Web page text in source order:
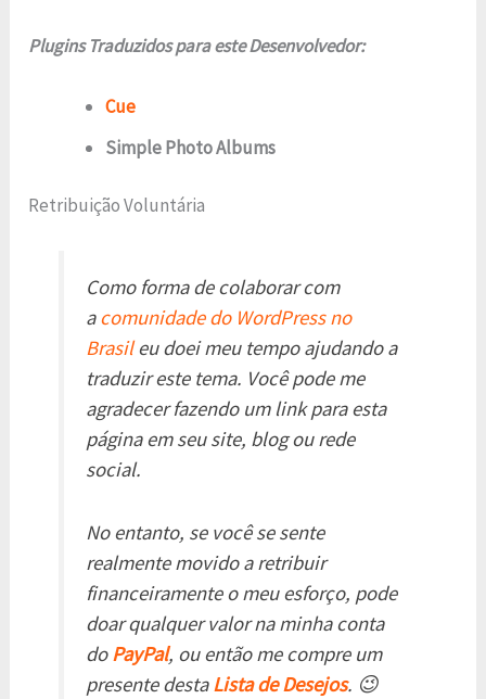
Plugins Traduzidos para este Desenvolvedor:
Cue
Simple Photo Albums
Retribuição Voluntária
Como forma de colaborar com
acomunidade do WordPress no
Brasileu doei meu tempo ajudando a
traduzir este tema. Você pode me
agradecer fazendo um link para esta
página em seu site, blog ou rede
social.
No entanto, se você se sente
realmente movido a retribuir
financeiramente o meu esforço, pode
doar qualquer valor na minha conta
doPayPal, ou então me compre um
presente destaLista de Desejos. 😉